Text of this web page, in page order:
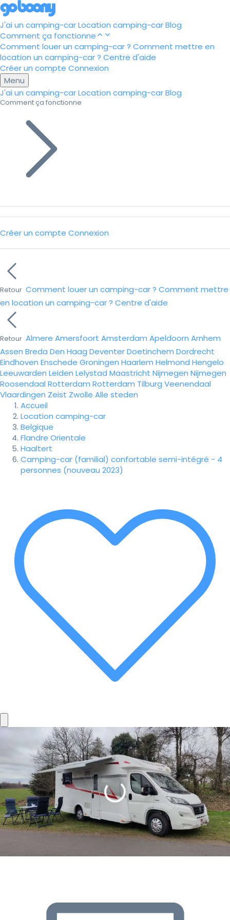
J'ai un camping-carLocation camping-carBlog
Comment ça fonctionne
Comment louer un camping-car ? Comment mettre en
location un camping-car ? Centre d'aide
Créer un compte Connexion
Menu
J'ai un camping-carLocation camping-carBlog
Comment ça fonctionne
Créer un compte Connexion
Retour Comment louer un camping-car ? Comment mettre
en location un camping-car ? Centre d'aide
Retour Almere Amersfoort Amsterdam Apeldoorn Arnhem
Assen Breda Den Haag DeventerDoetinchem Dordrecht
Eindhoven Enschede Groningen Haarlem Helmond Hengelo
Leeuwarden Leiden Lelystad Maastricht Nijmegen Nijmegen
Roosendaal Rotterdam Rotterdam Tilburg Veenendaal
Vlaardingen Zeist Zwolle Alle steden
Accueil
Location camping-car
Belgique
Flandre Orientale
Haaltert
Camping-car (familial) confortable semi-intégré - 4
personnes (nouveau 2023)